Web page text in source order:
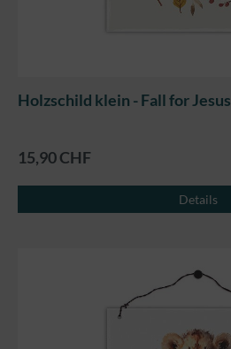
Holzschild klein - Fall for Jesus
15,90 CHF
Details